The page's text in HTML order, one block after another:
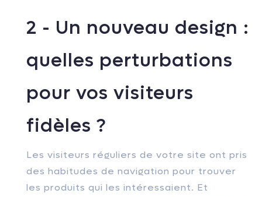
2 - Un nouveau design :
quelles perturbations
pour vos visiteurs
fidèles ?
Les visiteurs réguliers de votre site ont pris
des habitudes de navigation pour trouver
les produits qui les intéressaient. Et